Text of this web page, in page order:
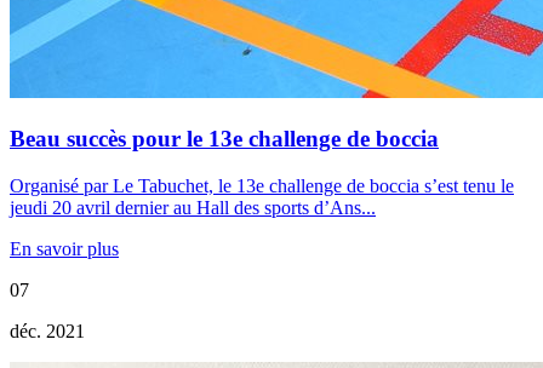
Beau succès pour le 13e challenge de boccia
Organisé par Le Tabuchet, le 13e challenge de boccia s’est tenu le
jeudi 20 avril dernier au Hall des sports d’Ans...
En savoir plus
07
déc. 2021